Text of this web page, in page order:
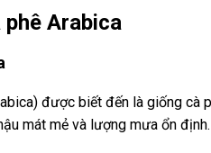
Arabica
được biết đến là giống
mát mẻ và lượng mưa ổn